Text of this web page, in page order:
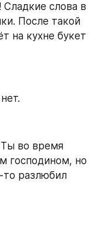
Сладкие слова в
После такой
на кухне букет
во время
господином, но
то разлюбил